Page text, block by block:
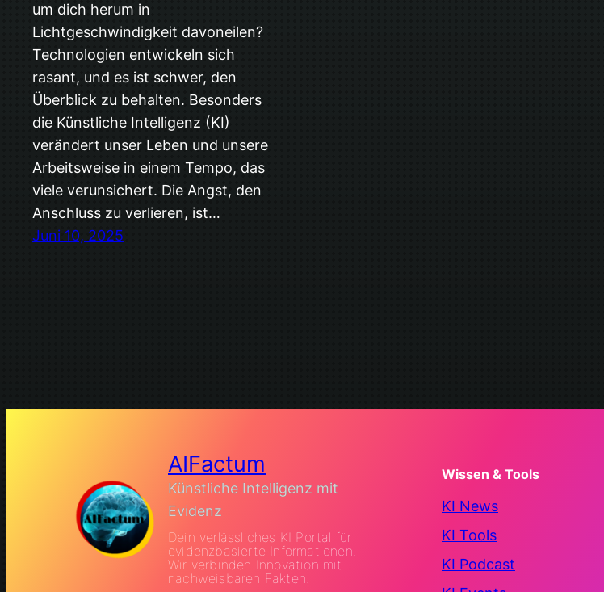
um dich herum in
Lichtgeschwindigkeit davoneilen?
Technologien entwickeln sich
rasant, und es ist schwer, den
Überblick zu behalten. Besonders
die Künstliche Intelligenz (KI)
verändert unser Leben und unsere
Arbeitsweise in einem Tempo, das
viele verunsichert. Die Angst, den
Anschluss zu verlieren, ist…
Juni 10, 2025
AIFactum
Künstliche Intelligenz mit
Evidenz
Dein verlässliches KI Portal für
evidenzbasierte Informationen.
Wir verbinden Innovation mit
nachweisbaren Fakten.
Wissen & Tools
KI News
KI Tools
KI Podcast